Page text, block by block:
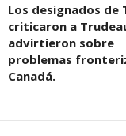
Los designados de
criticaron a
advirtieron sobre
problemas
Canadá.